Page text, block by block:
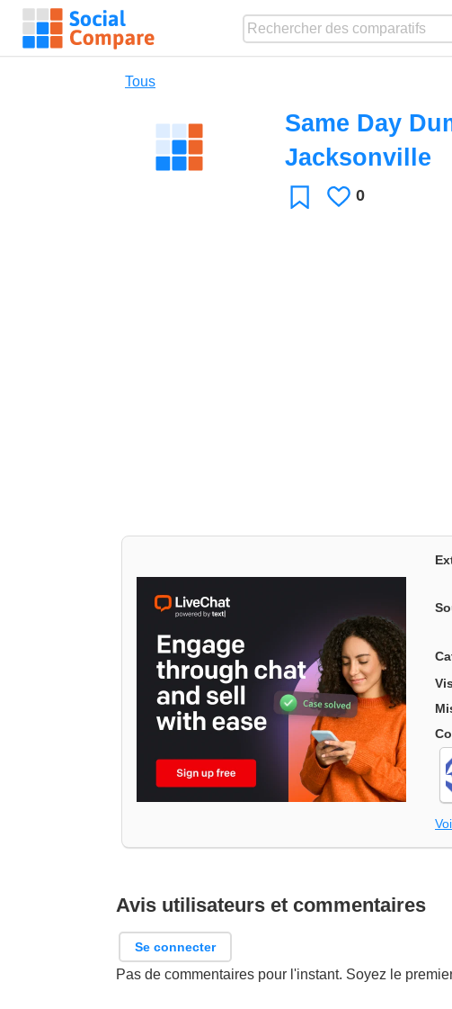
Tous
Same Day
Jacksonville
Favori J'aime
0
Avis utilisateurs et commentaires
Se connecter
Pas de commentaires pour l'instant. Soyez le